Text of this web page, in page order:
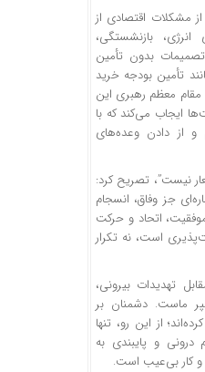
مشکلات اقتصادی از
بازنشستگی،
بدون تأمین
تأمین بودجه خرید
مقام معظم رهبری این
ایجاب می‌کند که با
و از دادن وعده‌های
نیست”، تصریح کرد:
جز وفاق، انسجام
اتحاد و حرکت
است، نه تکرار
تهدیدات بیرونی،
ماست. دشمنان بر
از این رو، تنها
درونی و پایبندی به
کار بی‌عیب است.